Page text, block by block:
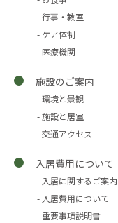
行事・教室
ケア体制
医療機関
施設のご案内
環境と景観
施設と居室
交通アクセス
入居費用について
入居に関するご案内
入居費用について
重要事項説明書